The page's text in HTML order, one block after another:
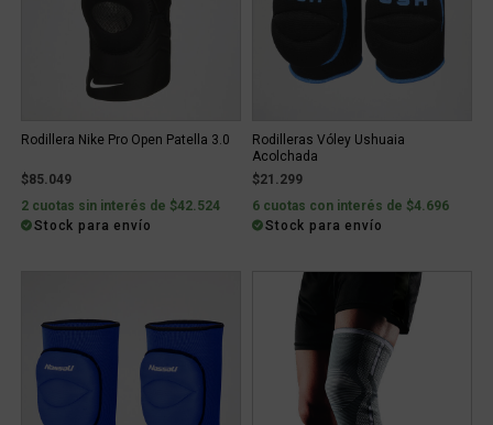
Rodillera Nike Pro Open Patella 3.0
$85.049
2 cuotas sin interés de $42.524
Stock para envío
Rodilleras Vóley Ushuaia
Acolchada
$21.299
6 cuotas con interés de $4.696
Stock para envío